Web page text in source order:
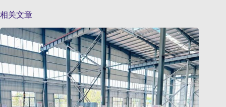
相关文章